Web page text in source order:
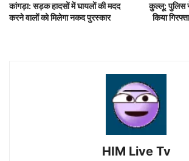
कांगड़ा: सड़क हादसों में घायलों की मदद
करने वालों को मिलेगा नकद पुरस्कार
कुल्लू: पुलिस
किया
HIM Live Tv